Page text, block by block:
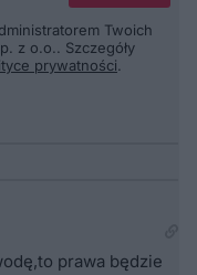
Twoich
z o.o.. Szczegóły
prywatności.
prawa będzie